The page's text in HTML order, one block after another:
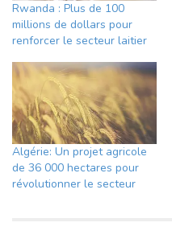
Rwanda : Plus de 100
millions de dollars pour
renforcer le secteur laitier
Algérie: Un projet agricole
de 36 000 hectares pour
révolutionner le secteur